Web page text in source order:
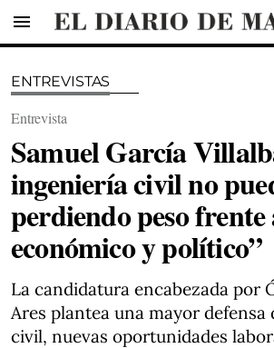
menu
ENTREVISTAS
Entrevista
Samuel García
ingeniería civil no
perdiendo peso
económico y político”
La candidatura encabezada por
Ares plantea una mayor defensa
civil, nuevas oportunidades